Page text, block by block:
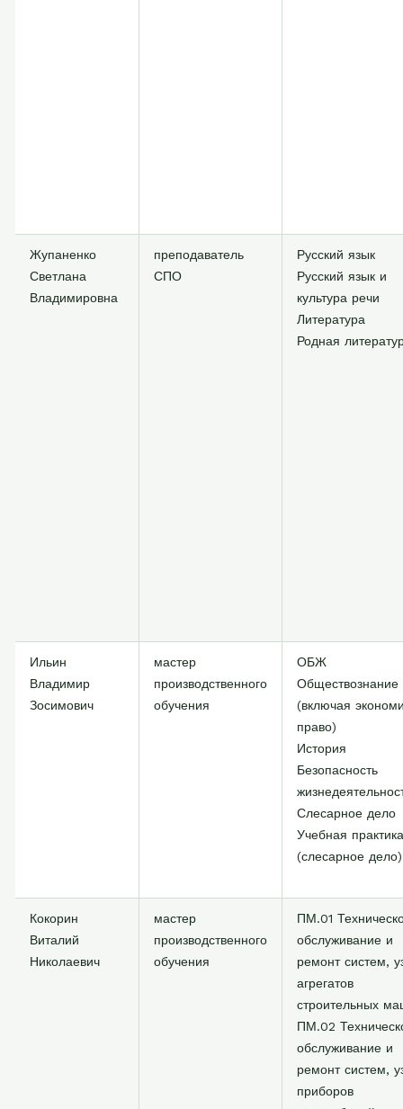
Жупаненко
Светлана
Владимировна
преподаватель
СПО
Русский язык
Русский язык и
культура речи
Литература
Родная
Ильин
Владимир
Зосимович
мастер
производственного
обучения
ОБЖ
Обществознание
(включая
право)
История
Безопасность
Слесарное дело
Учебная практика
(слесарное дело)
Кокорин
Виталий
Николаевич
мастер
производственного
обучения
ПМ.01
обслуживание и
ремонт систем,
агрегатов
строительных
ПМ.02
обслуживание и
ремонт систем,
приборов